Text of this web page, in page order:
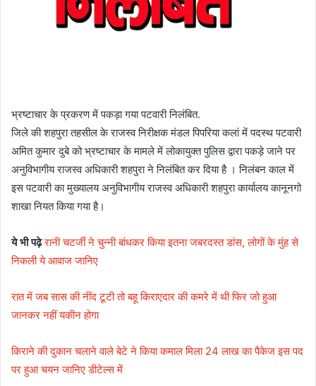
भ्रष्टाचार के प्रकरण में पकड़ा गया पटवारी निलंबित.
जिले की शहपुरा तहसील के राजस्व निरीक्षक मंडल पिपरिया कलां में पदस्थ पटवारी
अमित कुमार दुबे को भ्रष्टाचार के मामले में लोकायुक्त पुलिस द्वारा पकड़े जाने पर
अनुविभागीय राजस्व अधिकारी शहपुरा ने निलंबित कर दिया है । निलंबन काल में
इस पटवारी का मुख्यालय अनुविभागीय राजस्व अधिकारी शहपुरा कार्यालय कानूनगो
शाखा नियत किया गया है।
ये भी पढ़ेरानी चटर्जी ने चुन्नी बांधकर किया इतना जबरदस्त डांस, लोगों के मुंह से
निकली ये आवाज जानिए
रात में जब सास की नींद टूटी तो बहू किराएदार की कमरे में थी फिर जो हुआ
जानकर नहीं यकीन होगा
किराने की दुकान चलाने वाले बेटे ने किया कमाल मिला 24 लाख का पैकेज इस पद
पर हुआ चयन जानिए डीटेल्स में